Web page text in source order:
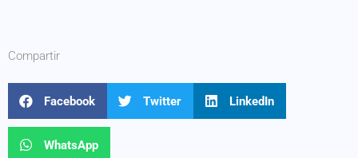
Compartir
Facebook Twitter LinkedIn
WhatsApp